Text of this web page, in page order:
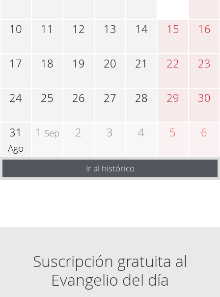
10 11 12 13 14 15 16
17 18 19 20 21 22 23
24 25 26 27 28 29 30
31
Ago
1 Sep 2 3 4 5 6
Ir al histórico
Suscripción gratuita al
Evangelio del día